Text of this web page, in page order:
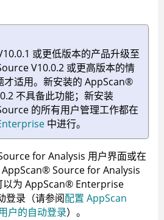
或更低版本的产品升级至
V10.0.2 或更高版本的情
才适用。新安装的 AppScan®
不具备此功能；新安装
的所有用户管理工作都在
中进行。
for Analysis 用户界面或在
AppScan®Source for Analysis
以为 AppScan® Enterprise
登录（请参阅配置 AppScan
户的自动登录）。